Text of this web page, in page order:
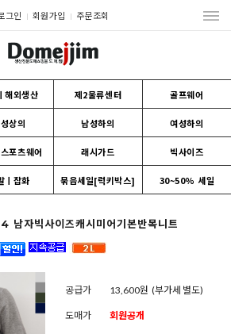
그인 회원가입 주문조회
해외생산 제2물류센터 골프웨어
상의 남성하의 여성하의
포츠웨어 래시가드 빅사이즈
ㅣ잡화 묶음세일[럭키박스] 30~50% 세일
자빅사이즈캐시미어기본반목니트
공급가 13,600원 (부가세 별도)
도매가 회원공개